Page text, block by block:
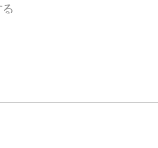
、初日から想像を絶する
る